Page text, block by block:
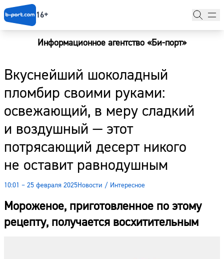
16+
Информационное агентство «Би-порт»
Вкуснейший шоколадный
пломбир своими руками:
освежающий, в меру сладкий
и воздушный — этот
потрясающий десерт никого
не оставит равнодушным
10:01 – 25 февраля 2025Новости / Интересное
Мороженое, приготовленное по этому
рецепту, получается восхитительным
Новости
Наши гости
Фоторепортажи
Погода
Курсы валют